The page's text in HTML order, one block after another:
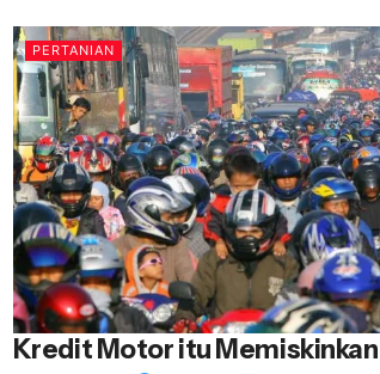
PERTANIAN
Kredit Motor itu Memiskinkan